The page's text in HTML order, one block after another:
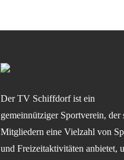
Der TV Schiffdorf ist ein
gemeinnütziger Sportverein, der
Mitgliedern eine Vielzahl von
und Freizeitaktivitäten anbietet,